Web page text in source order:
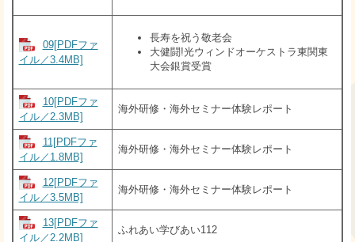
09[PDFファ
イル／3.4MB]
長寿を祝う敬老会
大健闘!光ウィンドオーケストラ東関東
大会銀賞受賞
10[PDFファ
イル／2.3MB]
海外研修・海外セミナー体験レポート
11[PDFファ
イル／1.8MB]
海外研修・海外セミナー体験レポート
12[PDFファ
イル／3.5MB]
海外研修・海外セミナー体験レポート
13[PDFファ
イル／2.2MB]
ふれあい学びあい112